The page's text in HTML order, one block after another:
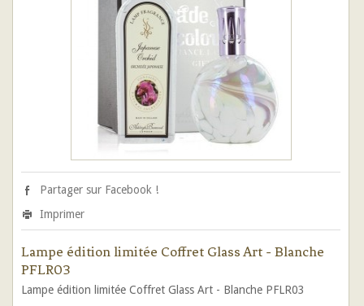
Partager sur Facebook !
Imprimer
Lampe édition limitée Coffret Glass Art - Blanche
PFLR03
Lampe édition limitée Coffret Glass Art - Blanche PFLR03